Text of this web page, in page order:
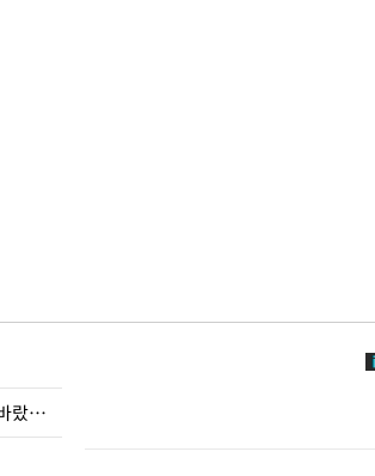
정보석 "황정음 전 남편 서글서글…잘 살길 바랐는데"